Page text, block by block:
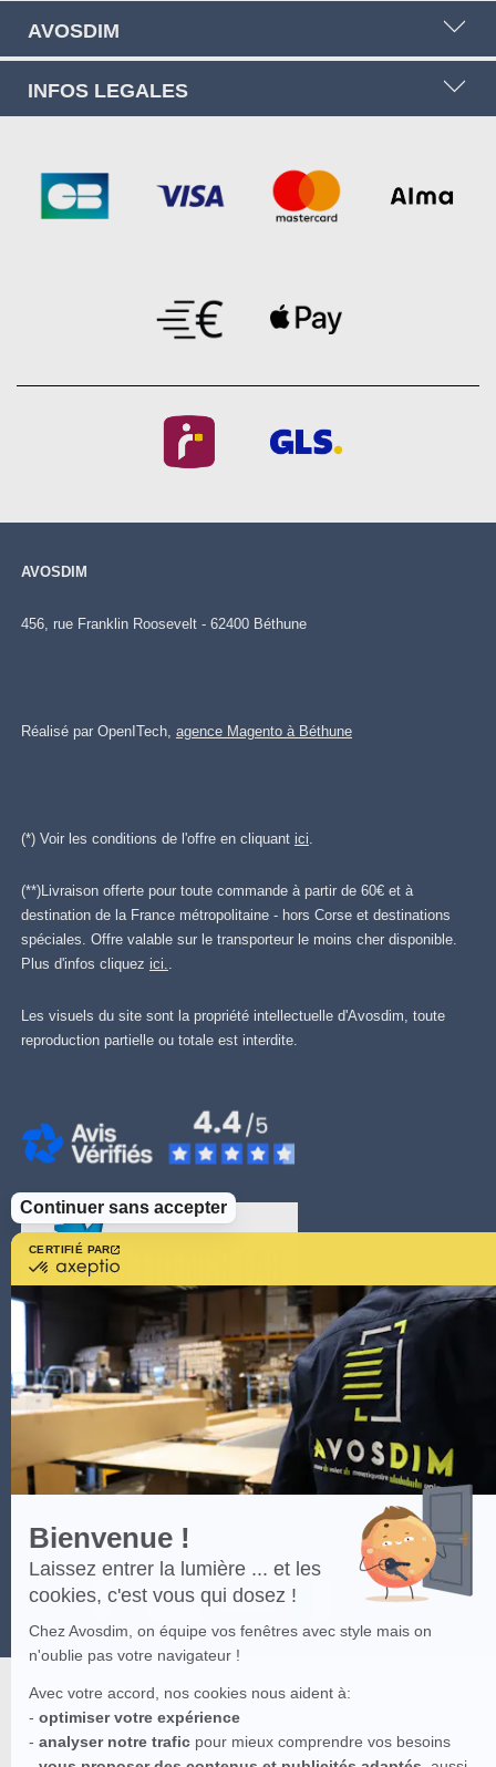
CERTIFIÉ PAR
savoir
plus
sur
Axeptio
Bienvenue !
Laissez entrer la lumière ... et les
cookies, c'est vous qui dosez !
Chez Avosdim, on équipe vos fenêtres avec style mais on
n'oublie pas votre navigateur !
Avec votre accord, nos cookies nous aident à:
- optimiser votre expérience
- analyser notre trafic pour mieux comprendre vos besoins
Continuer sans accepter
AVOSDIM
INFOS LEGALES
AVOSDIM
456, rue Franklin Roosevelt - 62400 Béthune
Réalisé par OpenITech, agence Magento à Béthune
(*) Voir les conditions de l'offre en cliquant ici
(**)Livraison offerte pour toute commande à partir de 60€ et à
destination de la France métropolitaine - hors Corse et destinations
spéciales. Offre valable sur le transporteur le moins cher disponible.
Plus d'infos cliquez ici.
Les visuels du site sont la propriété intellectuelle d'Avosdim, toute
reproduction partielle ou totale est interdite.